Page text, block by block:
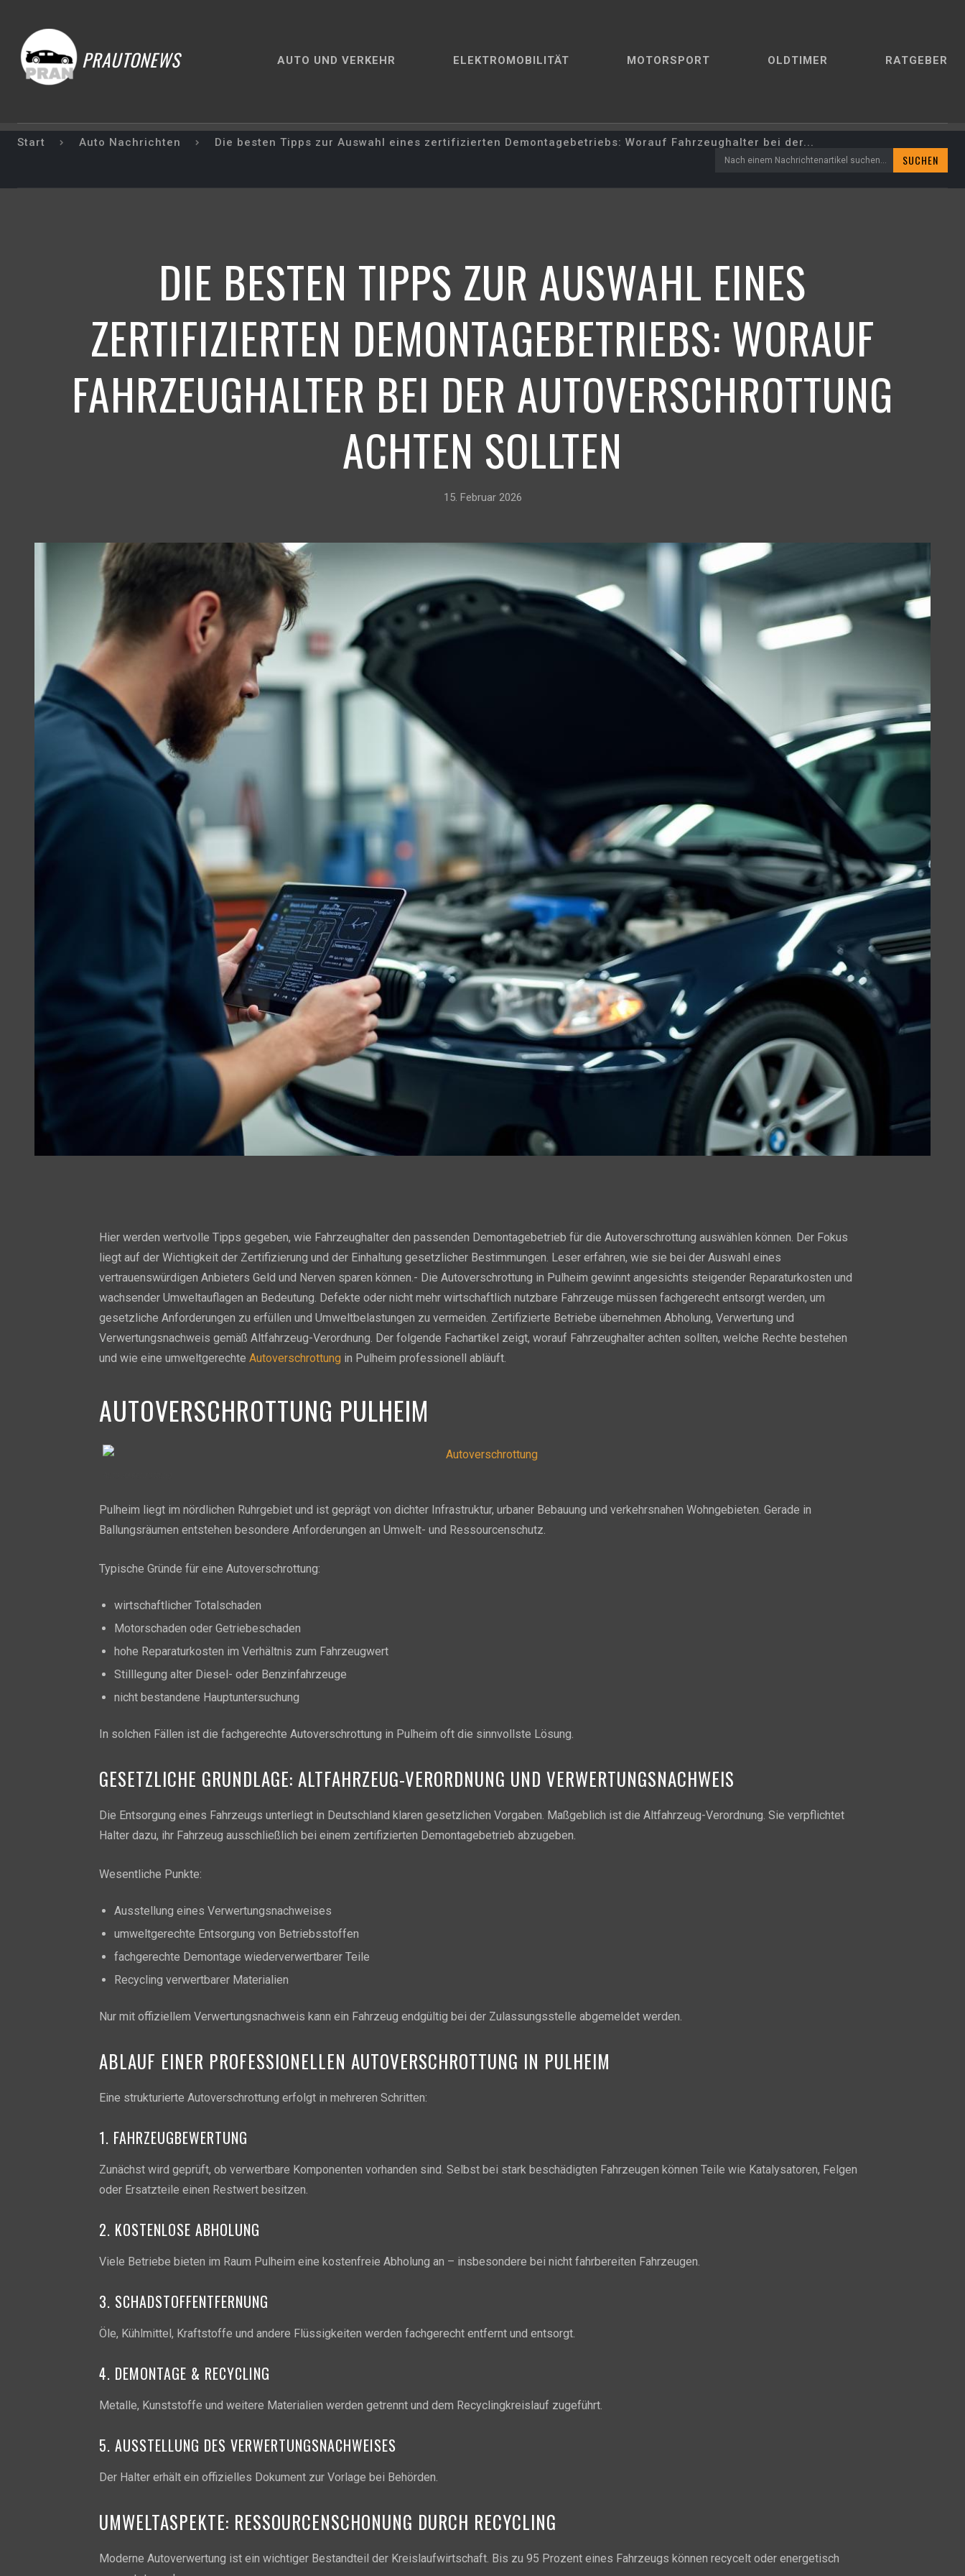
PRAUTONEWS AUTO UND VERKEHR ELEKTROMOBILITÄT MOTORSPORT OLDTIMER RATGEBER
Start Auto Nachrichten Die besten Tipps zur Auswahl eines zertifizierten Demontagebetriebs: Worauf Fahrzeughalter bei der...
Nach einem Nachrichtenartikel suchen... SUCHEN
DIE BESTEN TIPPS ZUR AUSWAHL EINES
ZERTIFIZIERTEN DEMONTAGEBETRIEBS: WORAUF
FAHRZEUGHALTER BEI DER AUTOVERSCHROTTUNG
ACHTEN SOLLTEN
15. Februar 2026
Hier werden wertvolle Tipps gegeben, wie Fahrzeughalter den passenden Demontagebetrieb für die Autoverschrottung auswählen können. Der Fokus
liegt auf der Wichtigkeit der Zertifizierung und der Einhaltung gesetzlicher Bestimmungen. Leser erfahren, wie sie bei der Auswahl eines
vertrauenswürdigen Anbieters Geld und Nerven sparen können.- Die Autoverschrottung in Pulheim gewinnt angesichts steigender Reparaturkosten und
wachsender Umweltauflagen an Bedeutung. Defekte oder nicht mehr wirtschaftlich nutzbare Fahrzeuge müssen fachgerecht entsorgt werden, um
gesetzliche Anforderungen zu erfüllen und Umweltbelastungen zu vermeiden. Zertifizierte Betriebe übernehmen Abholung, Verwertung und
Verwertungsnachweis gemäß Altfahrzeug-Verordnung. Der folgende Fachartikel zeigt, worauf Fahrzeughalter achten sollten, welche Rechte bestehen
und wie eine umweltgerechte Autoverschrottung in Pulheim professionell abläuft.
AUTOVERSCHROTTUNG PULHEIM
Pulheim liegt im nördlichen Ruhrgebiet und ist geprägt von dichter Infrastruktur, urbaner Bebauung und verkehrsnahen Wohngebieten. Gerade in
Ballungsräumen entstehen besondere Anforderungen an Umwelt- und Ressourcenschutz.
Typische Gründe für eine Autoverschrottung:
wirtschaftlicher Totalschaden
Motorschaden oder Getriebeschaden
hohe Reparaturkosten im Verhältnis zum Fahrzeugwert
Stilllegung alter Diesel- oder Benzinfahrzeuge
nicht bestandene Hauptuntersuchung
In solchen Fällen ist die fachgerechte Autoverschrottung in Pulheim oft die sinnvollste Lösung.
GESETZLICHE GRUNDLAGE: ALTFAHRZEUG-VERORDNUNG UND VERWERTUNGSNACHWEIS
Die Entsorgung eines Fahrzeugs unterliegt in Deutschland klaren gesetzlichen Vorgaben. Maßgeblich ist die Altfahrzeug-Verordnung. Sie verpflichtet
Halter dazu, ihr Fahrzeug ausschließlich bei einem zertifizierten Demontagebetrieb abzugeben.
Wesentliche Punkte:
Ausstellung eines Verwertungsnachweises
umweltgerechte Entsorgung von Betriebsstoffen
fachgerechte Demontage wiederverwertbarer Teile
Recycling verwertbarer Materialien
Nur mit offiziellem Verwertungsnachweis kann ein Fahrzeug endgültig bei der Zulassungsstelle abgemeldet werden.
ABLAUF EINER PROFESSIONELLEN AUTOVERSCHROTTUNG IN PULHEIM
Eine strukturierte Autoverschrottung erfolgt in mehreren Schritten:
1. FAHRZEUGBEWERTUNG
Zunächst wird geprüft, ob verwertbare Komponenten vorhanden sind. Selbst bei stark beschädigten Fahrzeugen können Teile wie Katalysatoren, Felgen
oder Ersatzteile einen Restwert besitzen.
2. KOSTENLOSE ABHOLUNG
Viele Betriebe bieten im Raum Pulheim eine kostenfreie Abholung an – insbesondere bei nicht fahrbereiten Fahrzeugen.
3. SCHADSTOFFENTFERNUNG
Öle, Kühlmittel, Kraftstoffe und andere Flüssigkeiten werden fachgerecht entfernt und entsorgt.
4. DEMONTAGE & RECYCLING
Metalle, Kunststoffe und weitere Materialien werden getrennt und dem Recyclingkreislauf zugeführt.
5. AUSSTELLUNG DES VERWERTUNGSNACHWEISES
Der Halter erhält ein offizielles Dokument zur Vorlage bei Behörden.
UMWELTASPEKTE: RESSOURCENSCHONUNG DURCH RECYCLING
Moderne Autoverwertung ist ein wichtiger Bestandteil der Kreislaufwirtschaft. Bis zu 95 Prozent eines Fahrzeugs können recycelt oder energetisch